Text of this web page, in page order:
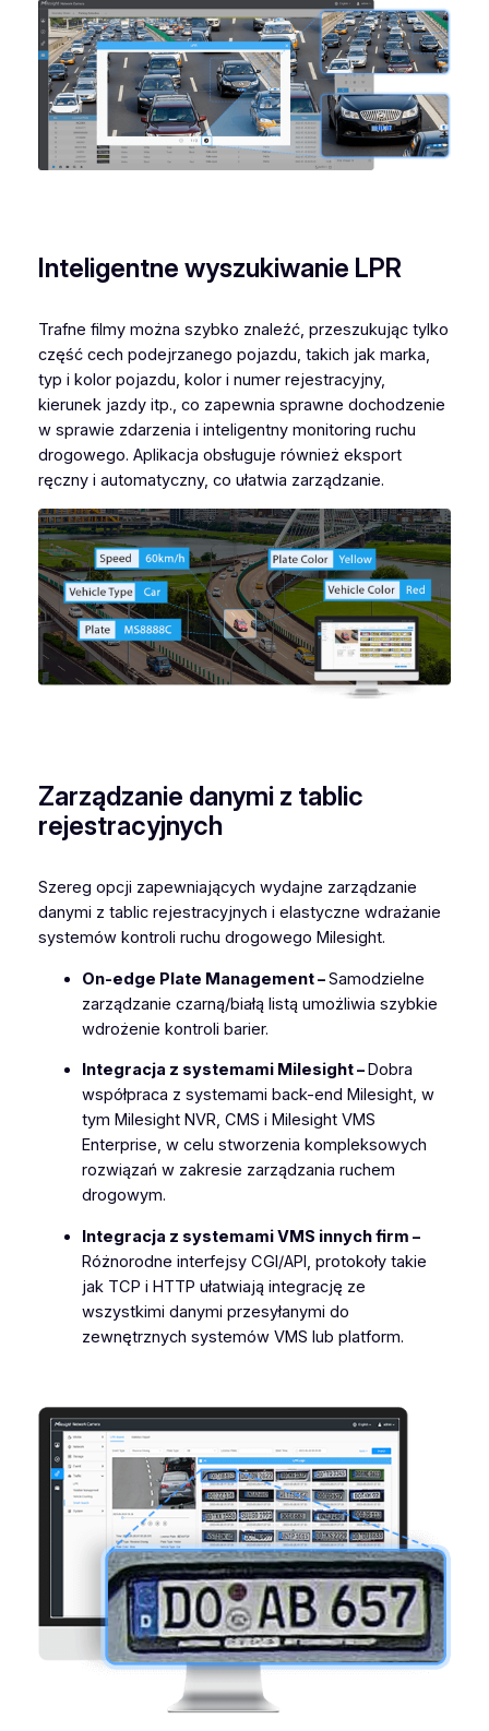
Inteligentne wyszukiwanie LPR
Trafne filmy można szybko znaleźć, przeszukując tylko
część cech podejrzanego pojazdu, takich jak marka,
typ i kolor pojazdu, kolor i numer rejestracyjny,
kierunek jazdy itp., co zapewnia sprawne dochodzenie
w sprawie zdarzenia i inteligentny monitoring ruchu
drogowego. Aplikacja obsługuje również eksport
ręczny i automatyczny, co ułatwia zarządzanie.
Zarządzanie danymi z tablic
rejestracyjnych
Szereg opcji zapewniających wydajne zarządzanie
danymi z tablic rejestracyjnych i elastyczne wdrażanie
systemów kontroli ruchu drogowego Milesight.
On-edge Plate Management –Samodzielne
zarządzanie czarną/białą listą umożliwia szybkie
wdrożenie kontroli barier.
Integracja z systemami Milesight –Dobra
współpraca z systemami back-end Milesight, w
tym Milesight NVR, CMS i Milesight VMS
Enterprise, w celu stworzenia kompleksowych
rozwiązań w zakresie zarządzania ruchem
drogowym.
Integracja z systemami VMS innych firm –
Różnorodne interfejsy CGI/API, protokoły takie
jak TCP i HTTP ułatwiają integrację ze
wszystkimi danymi przesyłanymi do
zewnętrznych systemów VMS lub platform.